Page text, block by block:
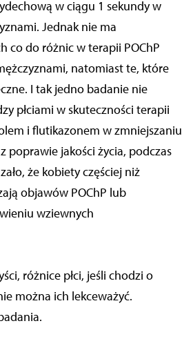
w ciągu 1 sekundy w
Jednak nie ma
co do różnic w terapii POChP
natomiast te, które
I tak jedno badanie nie
płciami w skuteczności terapii
i flutikazonem w zmniejszaniu
poprawie jakości życia, podczas
że kobiety częściej niż
objawów POChP lub
wziewnych
różnice płci, jeśli chodzi o
można ich lekceważyć.